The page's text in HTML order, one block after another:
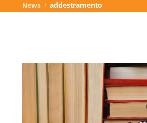
News addestramento